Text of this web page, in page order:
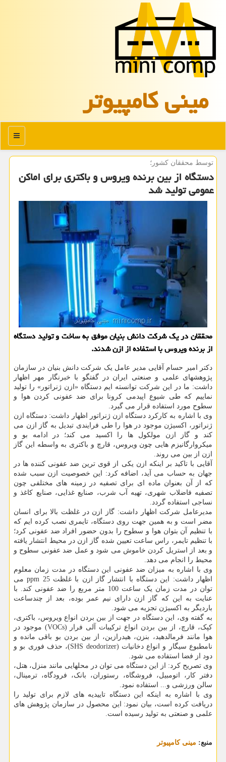
مینی كامپیوتر
منو
توسط محققان كشور؛
دستگاه از بین برنده ویروس و باكتری برای اماكن
عمومی تولید شد
محققان در یك شركت دانش بنیان موفق به ساخت و تولید دستگاه
از برنده ویروس با استفاده از ازن شدند.
دکتر امیر حسام آقایی مدیر عامل یک شرکت دانش بنیان در سازمان
پژوهشهای علمی و صنعتی ایران در گفتگو با خبرنگار مهر اظهار
داشت: ما در این شرکت توانسته ایم دستگاه «ازن ژنراتور» را تولید
نماییم که طی شیوع اپیدمی کرونا برای ضد عفونی کردن هوا و
سطوح مورد استفاده قرار می گیرد.
وی با اشاره به کارکرد دستگاه ازن ژنراتور اظهار داشت: دستگاه ازن
ژنراتور، اکسیژن موجود در هوا را طی فرایندی تبدیل به گاز ازن می
کند و گاز ازن مولکول ها را اکسید می کند؛ در ادامه بو و
میکروارگانیزم هایی چون ویروس، قارچ و باکتری به واسطه این گاز
ازن از بین می روند.
آقایی با تاکید بر اینکه ازن یکی از قوی ترین ضد عفونی کننده ها در
جهان به حساب می آید، اضافه کرد: این خصوصیت ازن سبب شده
که از آن بعنوان ماده ای برای تصفیه در زمینه های مختلفی چون
تصفیه فاضلاب شهری، تهیه آب شرب، صنایع غذایی، صنایع کاغذ و
نساجی استفاده گردد.
مدیرعامل شرکت اظهار داشت: گاز ازن در غلظت بالا برای انسان
مضر است و به همین جهت روی دستگاه، تایمری نصب کرده ایم که
با تنظیم آن بتوان هوا و سطوح را بدون حضور افراد ضد عفونی کرد؛
با تنظیم تایمر، راس ساعت تعیین شده گاز ازن در محیط انتشار یافته
و بعد از استریل کردن خاموش می شود و عمل ضد عفونی سطوح و
محیط را انجام می دهد.
وی با اشاره به میزان ضد عفونی این دستگاه در مدت زمان معلوم
اظهار داشت: این دستگاه با انتشار گاز ازن با غلظت 25 ppm می
توان در مدت زمان یک ساعت 100 متر مربع را ضد عفونی کند. با
عنایت به این که گاز ازن دارای نیم عمر بوده، بعد از چندساعت
باردیگر به اکسیژن تجزیه می شود.
به گفته وی، این دستگاه در جهت از بین بردن انواع ویروس، باکتری،
کپک، قارچ، از بین بردن انواع ترکیبات آلی فرار (VOCs) موجود در
هوا مانند فرمالدهید، بنزن، هیدرازین، از بین بردن بو باقی مانده و
نامطبوع سیگار و انواع دخانیات (SHS deodorizer)، حذف فوری بو و
دود از فضا استفاده می شود.
وی تصریح کرد: از این دستگاه می توان در محلهایی مانند منزل، هتل،
دفتر کار، اتومبیل، فروشگاه، رستوران، بانک، فرودگاه، ترمینال،
سالن ورزشی و... استفاده نمود.
وی با اشاره به اینکه این دستگاه تاییدیه های لازم برای تولید را
دریافت کرده است، بیان نمود: این محصول در سازمان پژوهش های
علمی و صنعتی به تولید رسیده است.
منبع: مینی كامپیوتر